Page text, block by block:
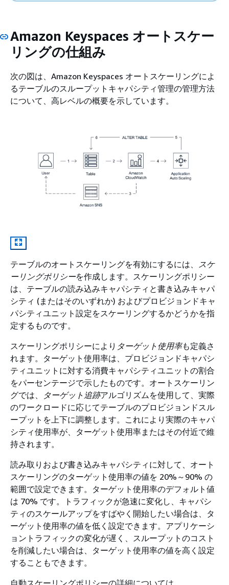
Amazon Keyspaces オートスケー
リングの仕組み
次の図は、Amazon Keyspaces オートスケーリングによ
るテーブルのスループットキャパシティ管理の管理方法
について、高レベルの概要を示しています。
テーブルのオートスケーリングを有効にするには、 スケ
ーリングポリシーを作成します。スケーリングポリシー
は、テーブルの読み込みキャパシティと書き込みキャパ
シティ (またはそのいずれか) およびプロビジョンドキャ
パシティユニット設定をスケーリングするかどうかを指
定するものです。
スケーリングポリシーにより ターゲット使用率も定義さ
れます。ターゲット使用率は、プロビジョンドキャパシ
ティユニットに対する消費キャパシティユニットの割合
をパーセンテージで示したものです。オートスケーリン
グでは、
ターゲット追跡アルゴリズムを使用して、実際
のワークロードに応じてテーブルのプロビジョンドスル
ープットを上下に調整します。これにより実際のキャパ
シティ使用率が、ターゲット使用率またはその付近で維
持されます。
読み取りおよび書き込みキャパシティに対して、オート
スケーリングのターゲット使用率の値を 20%～90% の
範囲で設定できます。ターゲット使用率のデフォルト値
は 70% です。トラフィックが急速に変化し、キャパシ
ティのスケールアップをすばやく開始したい場合は、タ
ーゲット使用率の値を低く設定できます。アプリケーシ
ョントラフィックの変化が遅く、スループットのコスト
を削減したい場合は、ターゲット使用率の値を高く設定
することもできます。